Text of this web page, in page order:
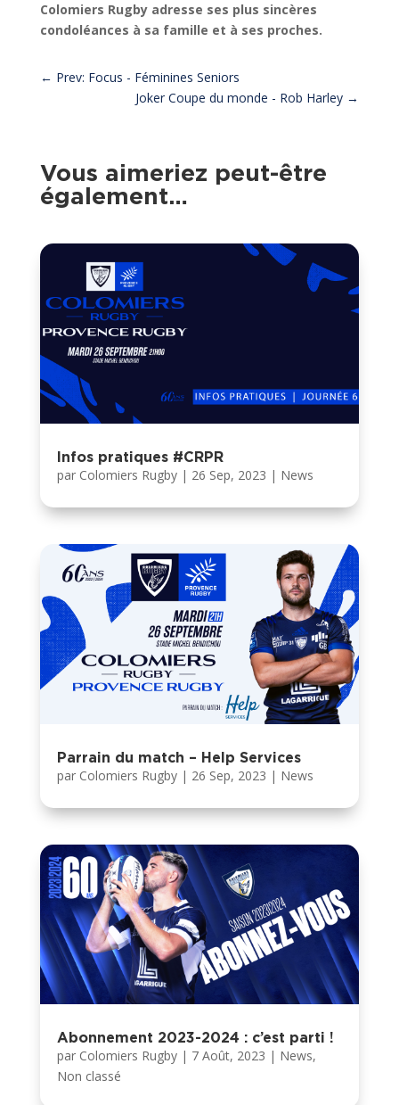
Colomiers Rugby adresse ses plus sincères
condoléances à sa famille et à ses proches.
← Prev: Focus - Féminines Seniors
Joker Coupe du monde - Rob Harley →
Vous aimeriez peut-être
également…
Infos pratiques #CRPR
par Colomiers Rugby| 26 Sep, 2023 | News
Parrain du match – Help Services
par Colomiers Rugby| 26 Sep, 2023 | News
Abonnement 2023-2024 : c’est parti !
par Colomiers Rugby| 7 Août, 2023 | News,
Non classé